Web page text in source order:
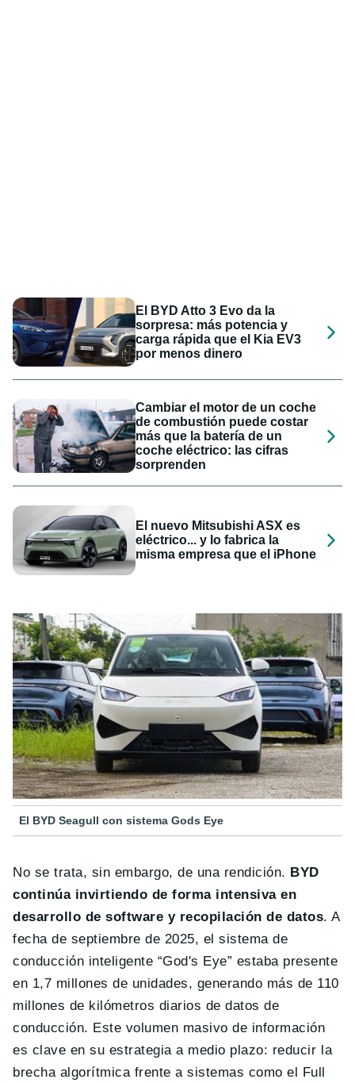
El BYD Atto 3 Evo da la
sorpresa: más potencia y
carga rápida que el Kia EV3
por menos dinero
Cambiar el motor de un coche
de combustión puede costar
más que la batería de un
coche eléctrico: las cifras
sorprenden
El nuevo Mitsubishi ASX es
eléctrico... y lo fabrica la
misma empresa que el iPhone
El BYD Seagull con sistema Gods Eye
No se trata, sin embargo, de una rendición. BYD
continúa invirtiendo de forma intensiva en
desarrollo de software y recopilación de datos. A
fecha de septiembre de 2025, el sistema de
conducción inteligente “God's Eye” estaba presente
en 1,7 millones de unidades, generando más de 110
millones de kilómetros diarios de datos de
conducción. Este volumen masivo de información
es clave en su estrategia a medio plazo: reducir la
brecha algorítmica frente a sistemas como el Full